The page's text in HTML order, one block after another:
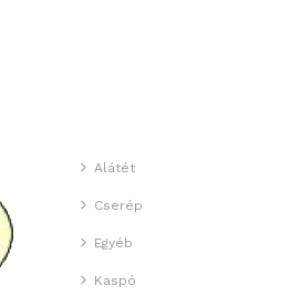
Alátét
Cserép
Egyéb
Kaspó